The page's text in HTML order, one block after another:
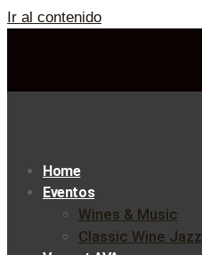
Ir al contenido
Home
Eventos
Wines & Music
Classic Wine Jazz